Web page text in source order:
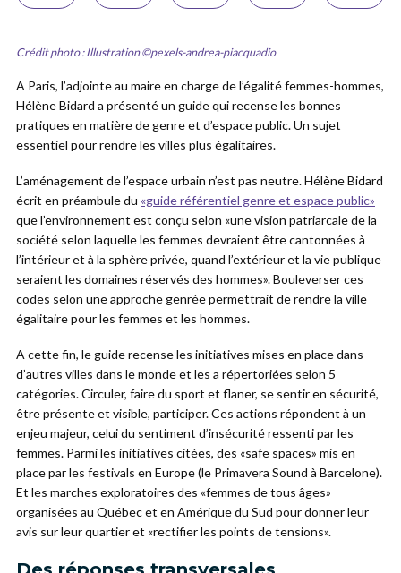
Crédit photo : Illustration ©pexels-andrea-piacquadio
A Paris, l’adjointe au maire en charge de l’égalité femmes-hommes,
Hélène Bidard a présenté un guide qui recense les bonnes
pratiques en matière de genre et d’espace public. Un sujet
essentiel pour rendre les villes plus égalitaires.
L’aménagement de l’espace urbain n’est pas neutre. Hélène Bidard
écrit en préambule du «guide référentiel genre et espace public»
que l’environnement est conçu selon «une vision patriarcale de la
société selon laquelle les femmes devraient être cantonnées à
l’intérieur et à la sphère privée, quand l’extérieur et la vie publique
seraient les domaines réservés des hommes». Bouleverser ces
codes selon une approche genrée permettrait de rendre la ville
égalitaire pour les femmes et les hommes.
A cette fin, le guide recense les initiatives mises en place dans
d’autres villes dans le monde et les a répertoriées selon 5
catégories. Circuler, faire du sport et flaner, se sentir en sécurité,
être présente et visible, participer. Ces actions répondent à un
enjeu majeur, celui du sentiment d’insécurité ressenti par les
femmes. Parmi les initiatives citées, des «safe spaces» mis en
place par les festivals en Europe (le Primavera Sound à Barcelone).
Et les marches exploratoires des «femmes de tous âges»
organisées au Québec et en Amérique du Sud pour donner leur
avis sur leur quartier et «rectifier les points de tensions».